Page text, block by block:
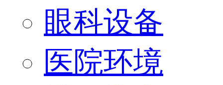
眼科设备
医院环境